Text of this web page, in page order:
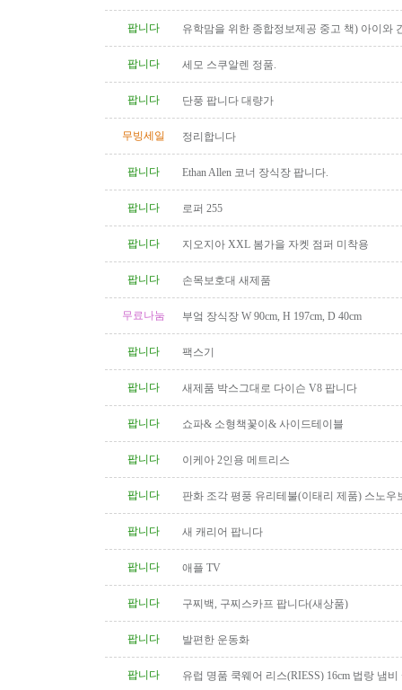
팝니다
유학맘을 위한 종합정보제공 중고 책) 아이와
팝니다
세모 스쿠알렌 정품.
팝니다 단풍 팝니다 대량가
무빙세일 정리합니다
팝니다 Ethan Allen 코너 장식장 팝니다.
팝니다 로퍼 255
팝니다 지오지아 XXL 봄가을 자켓 점퍼 미착용
팝니다 손목보호대 새제품
무료나눔 부엌 장식장 W 90cm, H 197cm, D 40cm
팝니다 팩스기
팝니다 새제품 박스그대로 다이슨 V8 팝니다
팝니다 쇼파& 소형책꽃이& 사이드테이블
팝니다 이케아 2인용 메트리스
팝니다
판화 조각 평풍 유리테불(이태리 제품) 스노우
팝니다
새 캐리어 팝니다
팝니다 애플 TV
팝니다 구찌백, 구찌스카프 팝니다(새상품)
팝니다 발편한 운동화
팝니다 유럽 명품 쿡웨어 리스(RIESS) 16cm 법랑 냄